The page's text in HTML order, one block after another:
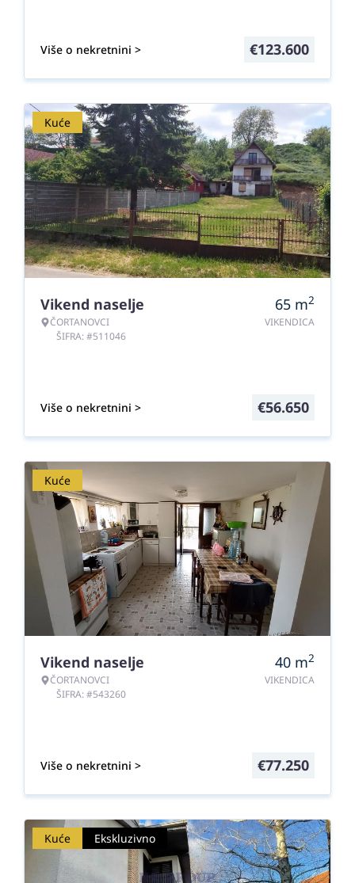
Više o nekretnini > €123.600
Kuće
Vikend naselje
ČORTANOVCI
ŠIFRA: #511046
65 m2
VIKENDICA
Više o nekretnini > €56.650
Kuće
Vikend naselje
ČORTANOVCI
ŠIFRA: #543260
40 m2
VIKENDICA
Više o nekretnini > €77.250
Kuće Ekskluzivno